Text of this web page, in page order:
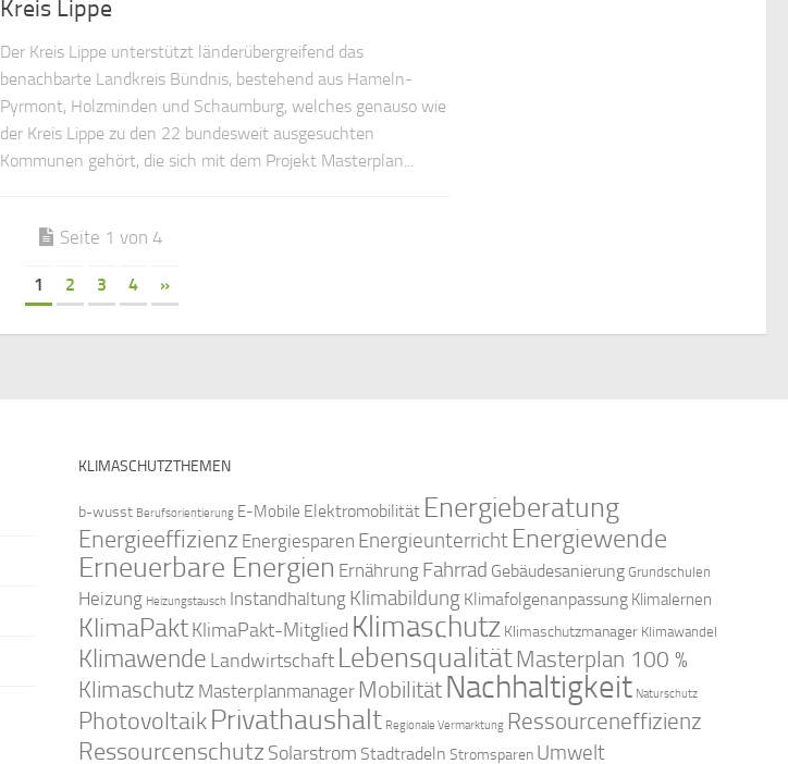
Kreis Lippe
Der Kreis Lippe unterstützt länderübergreifend das
benachbarte Landkreis Bündnis, bestehend aus Hameln-
Pyrmont, Holzminden und Schaumburg, welches genauso wie
der Kreis Lippe zu den 22 bundesweit ausgesuchten
Kommunen gehört, die sich mit dem Projekt Masterplan...
Seite 1 von 4
1 2 3 4 »
KLIMASCHUTZTHEMEN
b-wusst Berufsorientierung E-Mobile Elektromobilität Energieberatung
Energieeffizienz Energiesparen Energieunterricht Energiewende
Erneuerbare Energien Ernährung Fahrrad Gebäudesanierung Grundschulen
Heizung Heizungstausch Instandhaltung Klimabildung Klimafolgenanpassung Klimalernen
KlimaPaktKlimaPakt-Mitglied Klimaschutz Klimaschutzmanager Klimawandel
Klimawende Landwirtschaft LebensqualitätMasterplan 100 %
Klimaschutz Masterplanmanager Mobilität Nachhaltigkeit Naturschutz
PhotovoltaikPrivathaushalt Regionale Vermarktung Ressourceneffizienz
Ressourcenschutz Solarstrom Stadtradeln Stromsparen Umwelt